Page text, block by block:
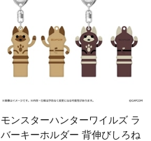
モンスターハンターワイルズ ラ
バーキーホルダー 背伸びしろね